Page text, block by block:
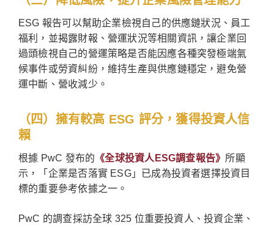
ESG 報告可以幫助企業檢視自己的供應鏈狀況、員工
福利，並揭露財報、營運狀況等相關資訊，讓企業回
過頭檢視自己的營運策略是否能因應各種突發極端氣
候事件或勞資糾紛，維持生產與供應鏈穩定，避免營
運中斷、營收減少。
（四）擁有較高 ESG 評分，獲得投資人信
賴
根據 PwC 發布的 《全球投資人ESG調查報告》 所顯
示，「企業是否落實 ESG」已成為投資者選擇投資目
標的重要參考依據之一。
PwC 的調查採訪全球 325 位重要投資人、投資企業、